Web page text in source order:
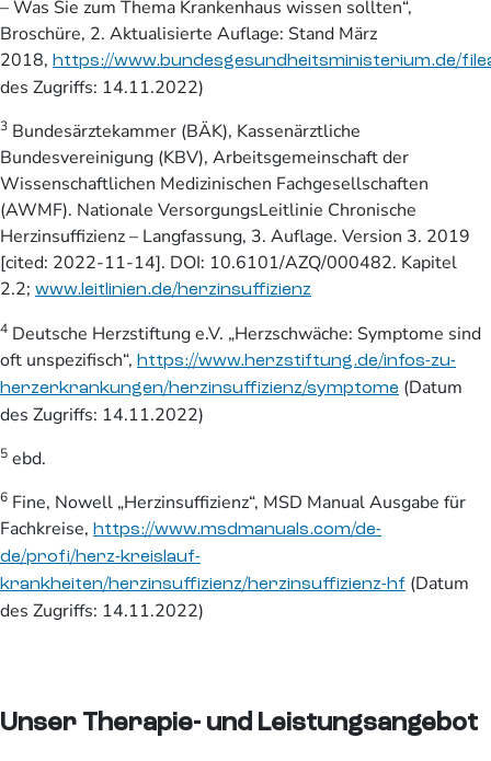
– Was Sie zum Thema Krankenhaus wissen sollten“,
Broschüre, 2. Aktualisierte Auflage: Stand März
2018, https://www.bundesgesundheitsministerium.de/
des Zugriffs: 14.11.2022)
3 Bundesärztekammer (BÄK), Kassenärztliche
Bundesvereinigung (KBV), Arbeitsgemeinschaft der
Wissenschaftlichen Medizinischen Fachgesellschaften
(AWMF). Nationale VersorgungsLeitlinie Chronische
Herzinsuffizienz – Langfassung, 3. Auflage. Version 3. 2019
[cited: 2022-11-14]. DOI: 10.6101/AZQ/000482. Kapitel
2.2; www.leitlinien.de/herzinsuffizienz
4 Deutsche Herzstiftung e.V. „Herzschwäche: Symptome sind
oft unspezifisch“, https://www.herzstiftung.de/infos-zu-
herzerkrankungen/herzinsuffizienz/symptome (Datum
des Zugriffs: 14.11.2022)
5 ebd.
6 Fine, Nowell „Herzinsuffizienz“, MSD Manual Ausgabe für
Fachkreise, https://www.msdmanuals.com/de-
de/profi/herz-kreislauf-
krankheiten/herzinsuffizienz/herzinsuffizienz-hf (Datum
des Zugriffs: 14.11.2022)
Unser Therapie- und Leistungsangebot